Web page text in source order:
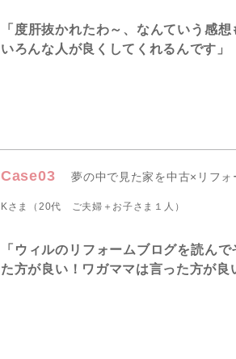
「度肝抜かれたわ～、なんていう感
いろんな人が良くしてくれるんです」
Case03 夢の中で見た家を中古×リフォ
Kさま（20代 ご夫婦＋お子さま１人）
「ウィルのリフォームブログを読ん
た方が良い！ワガママは言った方が良